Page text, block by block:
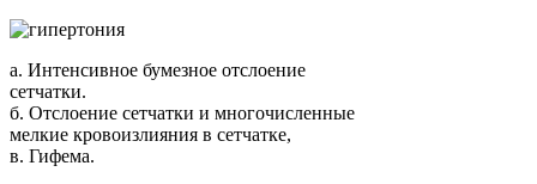
а. Интенсивное бумезное отслоение
сетчатки.
б. Отслоение сетчатки и многочисленные
мелкие кровоизлияния в сетчатке,
в. Гифема.